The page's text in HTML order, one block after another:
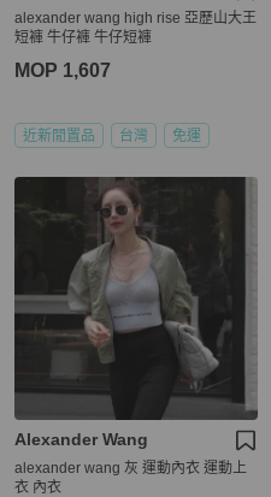
alexander wang high rise 亞歷山大王
短褲 牛仔褲 牛仔短褲
MOP 1,607
近新閒置品 台灣 免運
Alexander Wang
alexander wang 灰 運動內衣 運動上
衣 內衣